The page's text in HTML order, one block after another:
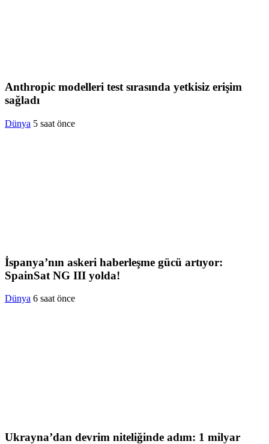
Anthropic modelleri test sırasında yetkisiz erişim
sağladı
Dünya 5 saat önce
İspanya’nın askeri haberleşme gücü artıyor:
SpainSat NG III yolda!
Dünya 6 saat önce
Ukrayna’dan devrim niteliğinde adım: 1 milyar